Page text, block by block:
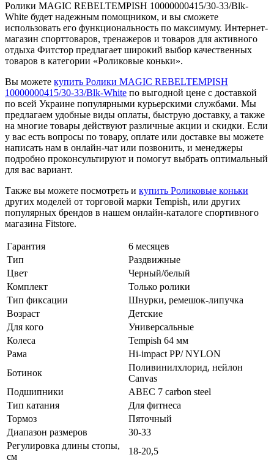
Ролики MAGIC REBELTEMPISH 10000000415/30-33/Blk-
White будет надежным помощником, и вы сможете
использовать его функциональность по максимуму. Интернет-
магазин спорттоваров, тренажеров и товаров для активного
отдыха Фитстор предлагает широкий выбор качественных
товаров в категории «Роликовые коньки».
Вы можете купить Ролики MAGIC REBELTEMPISH
10000000415/30-33/Blk-White по выгодной цене с доставкой
по всей Украине популярными курьерскими службами. Мы
предлагаем удобные виды оплаты, быструю доставку, а также
на многие товары действуют различные акции и скидки. Если
у вас есть вопросы по товару, оплате или доставке вы можете
написать нам в онлайн-чат или позвонить, и менеджеры
подробно проконсультируют и помогут выбрать оптимальный
для вас вариант.
Также вы можете посмотреть и купить Роликовые коньки
других моделей от торговой марки Tempish, или других
популярных брендов в нашем онлайн-каталоге спортивного
магазина Fitstore.
Гарантия
6 месяцев
Тип
Раздвижные
Цвет
Черный/белый
Комплект
Только ролики
Тип фиксации
Шнурки, ремешок-липучка
Возраст
Детские
Для кого
Универсальные
Колеса
Tempish 64 мм
Рама
Hi-impact PP/ NYLON
Ботинок
Поливинилхлорид, нейлон
Canvas
Подшипники
АВЕС 7 carbon steel
Тип катания
Для фитнеса
Тормоз
Пяточный
Диапазон размеров
30-33
Регулировка длины стопы,
см
18-20,5